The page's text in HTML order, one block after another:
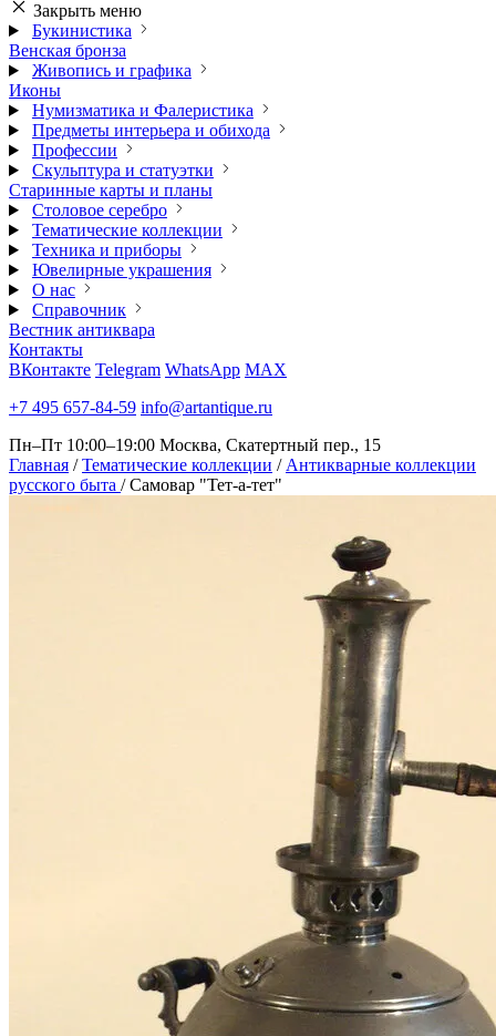
Закрыть меню
Букинистика
Венская бронза
Живопись и графика
Иконы
Нумизматика и Фалеристика
Предметы интерьера и обихода
Профессии
Скульптура и статуэтки
Старинные карты и планы
Столовое серебро
Тематические коллекции
Техника и приборы
Ювелирные украшения
О нас
Справочник
Вестник антиквара
Контакты
ВКонтакте Telegram WhatsApp MAX
+7 495 657-84-59 info@artantique.ru
Пн–Пт 10:00–19:00 Москва, Скатертный пер., 15
Главная / Тематические коллекции / Антикварные коллекции
русского быта / Самовар "Тет-а-тет"